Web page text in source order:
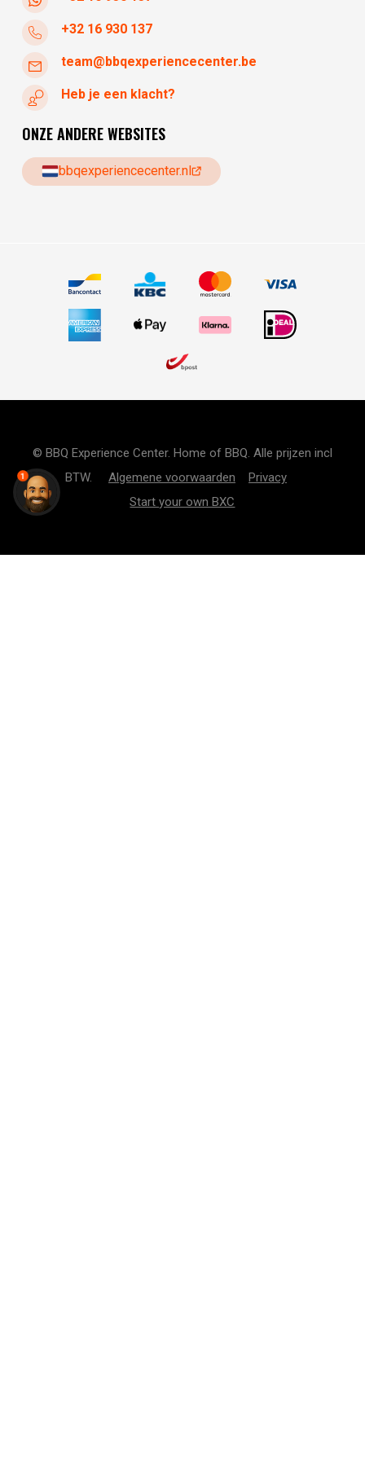
+32 16 930 137
team@bbqexperiencecenter.be
Heb je een klacht?
ONZE ANDERE WEBSITES
bbqexperiencecenter.nl
© BBQ Experience Center. Home of BBQ. Alle prijzen incl
BTW. Algemene voorwaarden
Privacy
Start your own BXC
1